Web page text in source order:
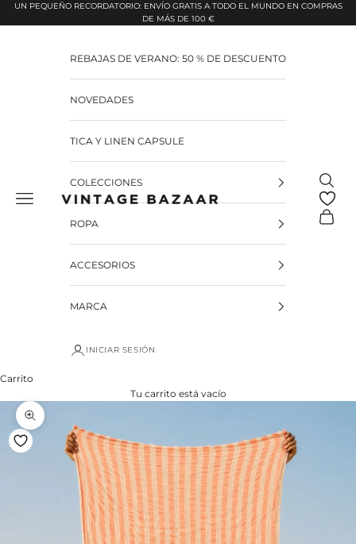
Pular para o conteúdo
UN PEQUEÑO RECORDATORIO: ENVÍO GRATIS A TODO EL MUNDO EN COMPRAS
DE MÁS DE 100 €
Vintage Bazaar
REBAJAS DE VERANO: 50 % DE DESCUENTO
NOVEDADES
TICA Y LINEN CAPSULE
COLECCIONES
ROPA
ACCESORIOS
MARCA
INICIAR SESIÓN
Carrito
Tu carrito está vacío
Zoom na imagem